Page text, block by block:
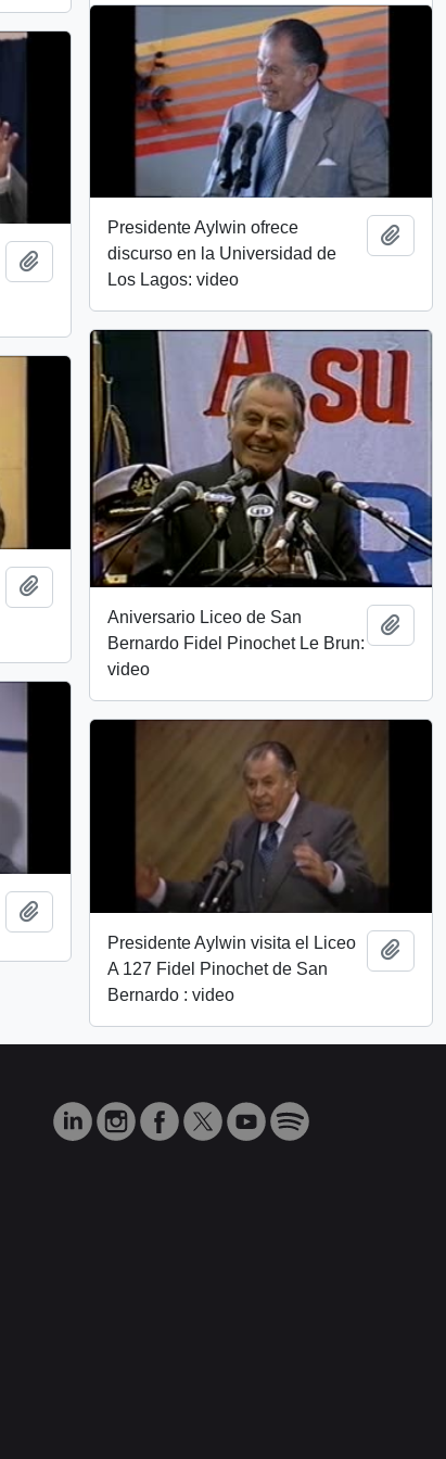
Presidente Aylwin ofrece
discurso en la Universidad de
Los Lagos: video
Añadir al portapapeles
Aniversario Liceo de San
Bernardo Fidel Pinochet Le Brun:
video
Añadir al portapapeles
Añadir al portapapeles
Presidente Aylwin visita el Liceo
A 127 Fidel Pinochet de San
Bernardo : video